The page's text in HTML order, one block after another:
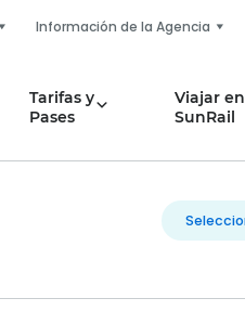
Información de la Agencia
Tarifas y
Pases
Viajar en
SunRail